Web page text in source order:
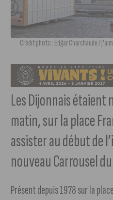
Crédit photo : Edgar Charchaude /
Les Dijonnais étaient
matin, sur la place
assister au début de
nouveau Carrousel
Présent depuis 1978 sur la